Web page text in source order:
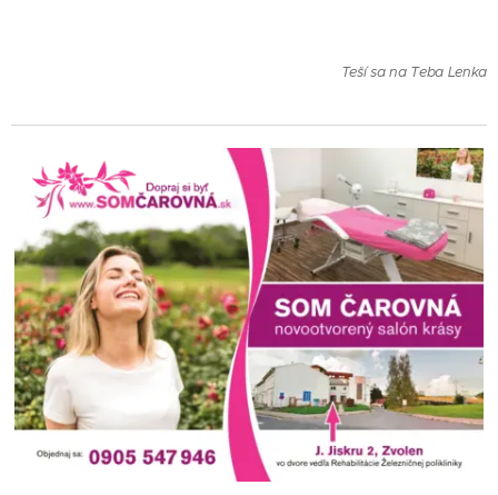
Teší sa na Teba Lenka